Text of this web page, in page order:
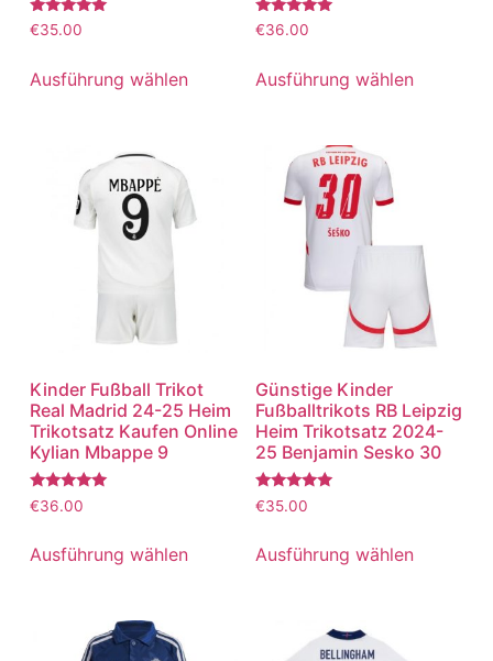
Bewertet
mit
von 5
€35.00
Ausführung wählen
Bewertet
mit
von 5
€36.00
Ausführung wählen
Kinder Fußball Trikot
Real Madrid 24-25 Heim
Trikotsatz Kaufen Online
Kylian Mbappe 9
Bewertet
mit
von 5
€36.00
Ausführung wählen
Günstige Kinder
Fußballtrikots RB Leipzig
Heim Trikotsatz 2024-
25 Benjamin Sesko 30
Bewertet
mit
von 5
€35.00
Ausführung wählen